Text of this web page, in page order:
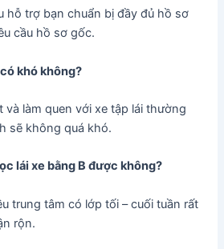
hỗ trợ bạn chuẩn bị đầy đủ hồ sơ
cầu hồ sơ gốc.
khó không?
và làm quen với xe tập lái thường
sẽ không quá khó.
lái xe bằng B được không?
trung tâm có lớp tối – cuối tuần rất
rộn.